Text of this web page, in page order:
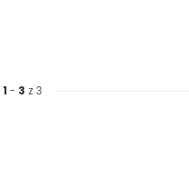
1 - 3 z 3